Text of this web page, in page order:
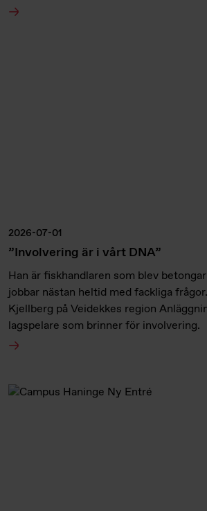
2026-07-01
”Involvering är i vårt DNA”
Han är fiskhandlaren som blev
jobbar nästan heltid med fackliga
Kjellberg på Veidekkes region
lagspelare som brinner för involvering.